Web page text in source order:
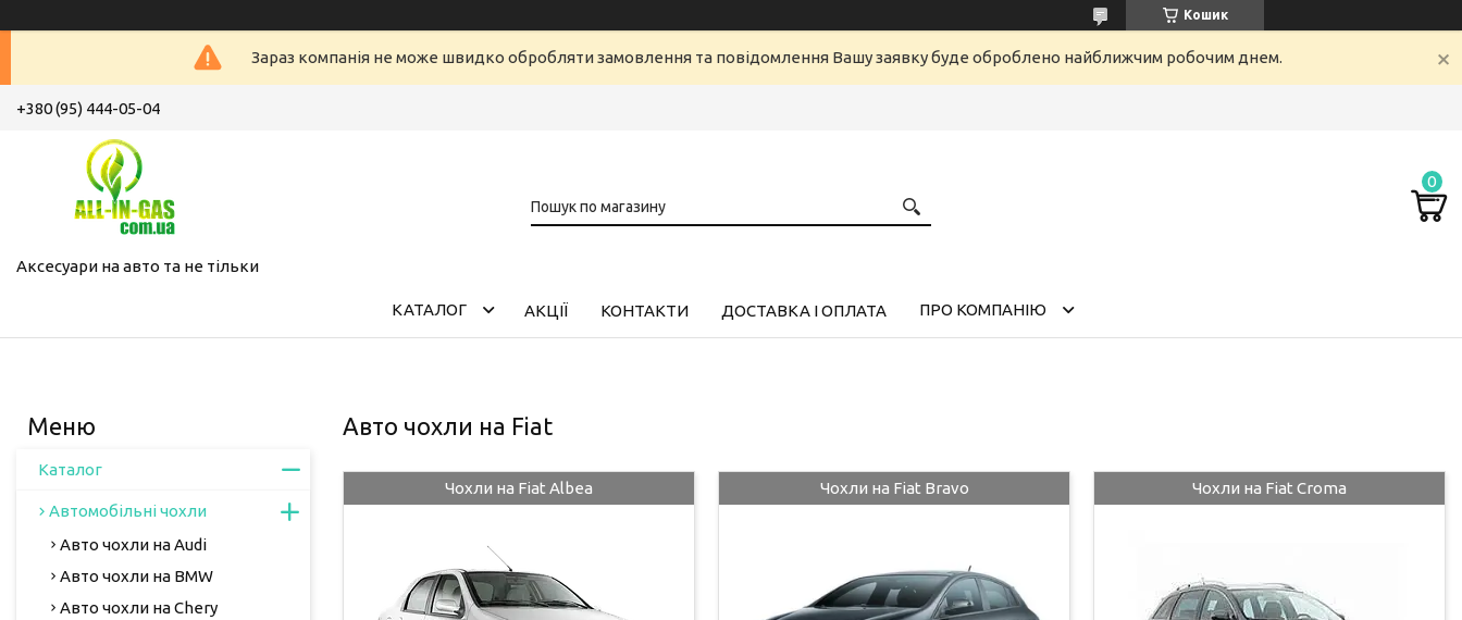
Кошик
Зараз компанія не може швидко обробляти замовлення та повідомлення Вашу заявку буде оброблено найближчим робочим днем.
+380 (95) 444-05-04
Аксесуари на авто та не тільки
КАТАЛОГ АКЦІЇ КОНТАКТИ ДОСТАВКА І ОПЛАТА ПРО КОМПАНІЮ
Авто чохли на Fiat
Чохли на Fiat Albea Чохли на Fiat Bravo Чохли на Fiat Croma
Каталог
Автомобільні чохли
Авто чохли на Audi
Авто чохли на BMW
Авто чохли на Chery